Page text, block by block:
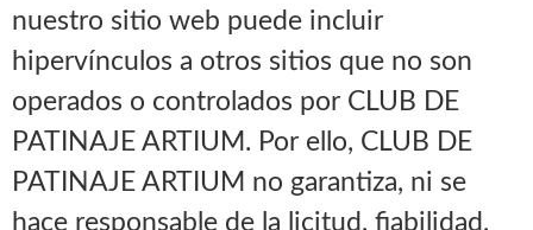
nuestro sitio web puede incluir
hipervínculos a otros sitios que no son
operados o controlados por CLUB DE
PATINAJE ARTIUM. Por ello, CLUB DE
PATINAJE ARTIUM no garantiza, ni se
hace responsable de la licitud, fiabilidad,